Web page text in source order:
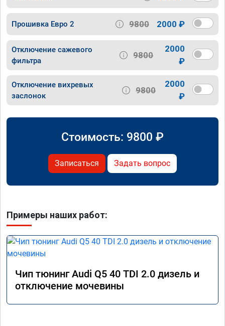
Прошивка Евро 2 9800 2000 ₽
Отключение сажевого
фильтра
9800
2000
₽
Отключение вихревых
заслонок
9800
2000
₽
Стоимость: 9800 ₽
Записаться Задать вопрос
Примеры наших работ:
Чип тюнинг Audi Q5 40 TDI 2.0 дизель и
отключение мочевины